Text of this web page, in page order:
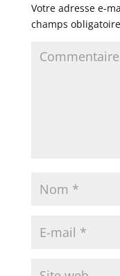
Votre adresse e-
champs